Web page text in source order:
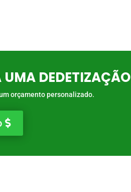
DEDETIZAÇÃO
orçamento personalizado.